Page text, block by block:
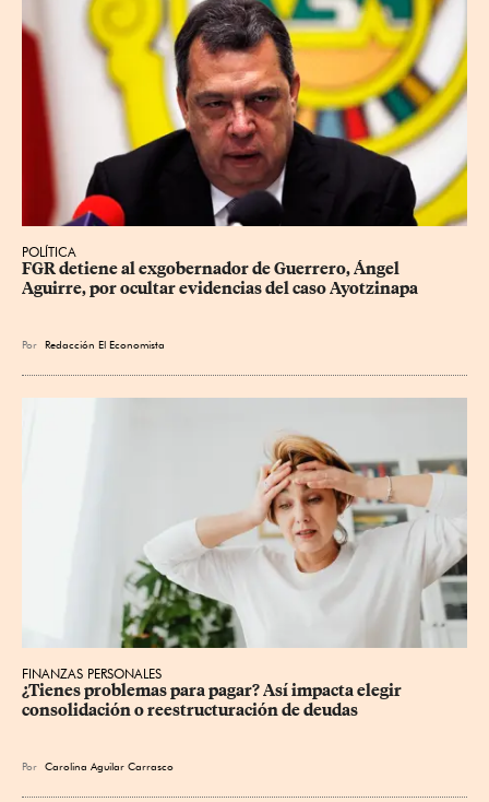
POLÍTICA
FGR detiene al exgobernador de Guerrero, Ángel
Aguirre, por ocultar evidencias del caso Ayotzinapa
Por Redacción El Economista
FINANZAS PERSONALES
¿Tienes problemas para pagar? Así impacta elegir
consolidación o reestructuración de deudas
Por Carolina Aguilar Carrasco